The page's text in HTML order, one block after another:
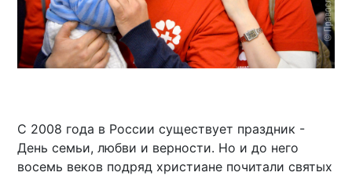
С 2008 года в России существует праздник -
День семьи, любви и верности. Но и до него
восемь веков подряд христиане почитали святых